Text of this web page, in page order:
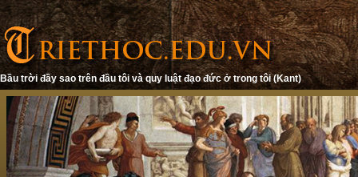
Bầu trời đầy sao trên đầu tôi và quy luật đạo đức ở trong tôi (Kant)